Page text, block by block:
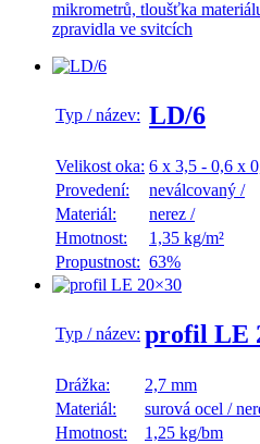
mikrometrů, tloušťka
zpravidla ve svitcích
Typ / název: LD/6
Velikost oka: 6 x 3,5 - 0,6 x
Provedení:
neválcovaný /
Materiál:
nerez /
Hmotnost:
1,35 kg/m²
Propustnost: 63%
Typ / název: profil LE
Drážka:
2,7 mm
Materiál:
surová ocel /
Hmotnost:
1,25 kg/bm